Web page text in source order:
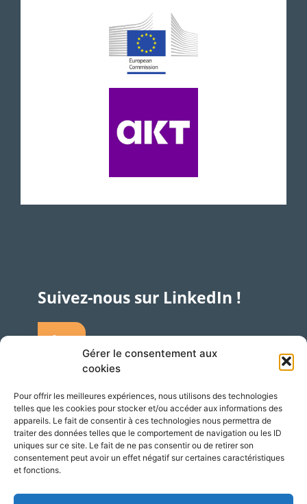
Gérer le consentement aux
cookies
Pour offrir les meilleures expériences, nous utilisons des technologies
telles que les cookies pour stocker et/ou accéder aux informations des
appareils. Le fait de consentir à ces technologies nous permettra de
traiter des données telles que le comportement de navigation ou les ID
uniques sur ce site. Le fait de ne pas consentir ou de retirer son
consentement peut avoir un effet négatif sur certaines caractéristiques
et fonctions.
Suivez-nous sur LinkedIn !
Adresse
Accès
Silversquare – Courbevoie 13
1348 Louvain-la-Neuve